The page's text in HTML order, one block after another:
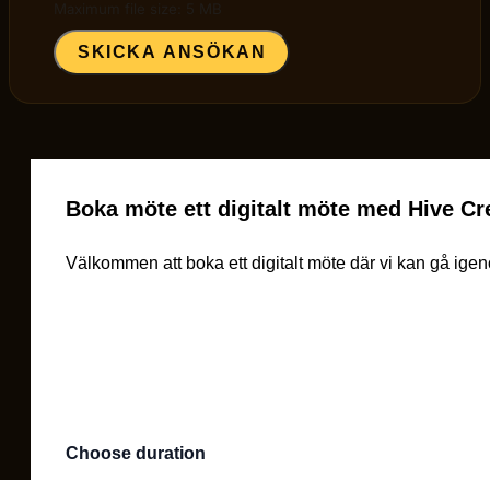
SKICKA ANSÖKAN